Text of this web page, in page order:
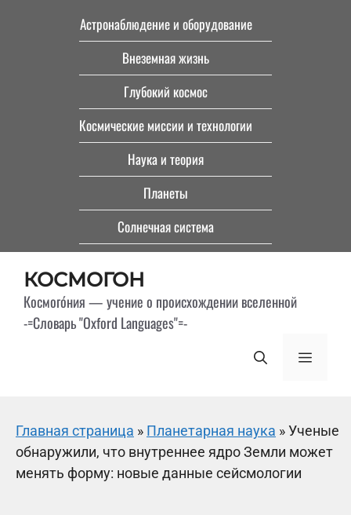
Астронаблюдение и оборудование
Внеземная жизнь
Глубокий космос
Космические миссии и технологии
Наука и теория
Планеты
Солнечная система
КОСМОГОН
Космого́ния — учение о происхождении вселенной
-=Словарь "Oxford Languages"=-
Меню
Главная страница » Планетарная наука »Ученые
обнаружили, что внутреннее ядро Земли может
менять форму: новые данные сейсмологии